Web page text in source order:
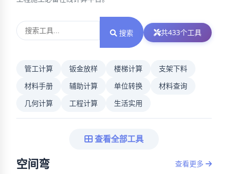
搜索 共433个工具
管工计算 钣金放样 楼梯计算
支架下料
材料手册
辅助计算 单位转换
材料查询
几何计算
工程计算 生活实用
查看全部工具
空间弯 查看更多